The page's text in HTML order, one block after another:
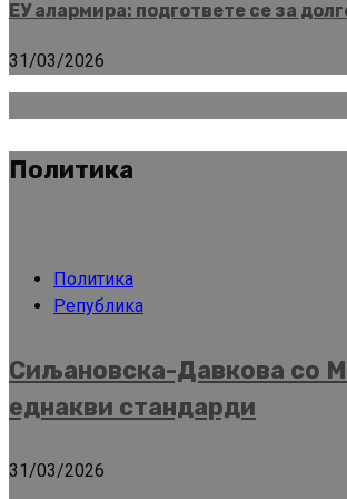
ЕУ алармира: подгответе се за
31/03/2026
Политика
Политика
Република
Сиљановска-Давкова со
еднакви стандарди
31/03/2026